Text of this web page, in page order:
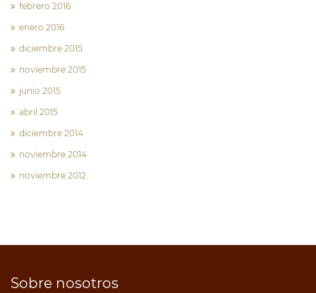
febrero 2016
enero 2016
diciembre 2015
noviembre 2015
junio 2015
abril 2015
diciembre 2014
noviembre 2014
noviembre 2012
Sobre nosotros